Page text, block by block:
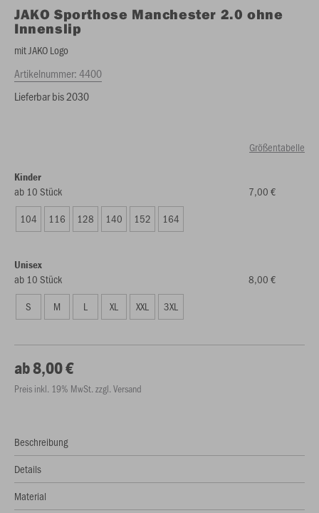
JAKO Sporthose Manchester 2.0 ohne
Innenslip
mit JAKO Logo
Artikelnummer:4400
Lieferbar bis 2030
Größentabelle
Kinder
ab 10 Stück
7,00 €
104
116 128 140 152 164
Unisex
ab 10 Stück
8,00 €
S
M L XL XXL 3XL
ab 8,00 €
Preis inkl. 19% MwSt. zzgl. Versand
Beschreibung
Details
Material